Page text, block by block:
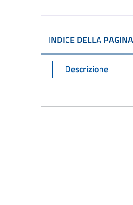
INDICE DELLA PAGINA
Descrizione